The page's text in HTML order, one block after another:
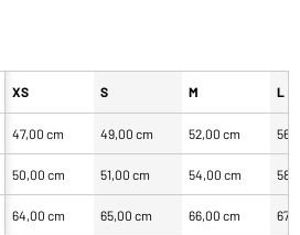
XS S M L
47,00 cm 49,00 cm 52,00 cm
50,00 cm 51,00 cm 54,00 cm
64,00 cm 65,00 cm 66,00 cm